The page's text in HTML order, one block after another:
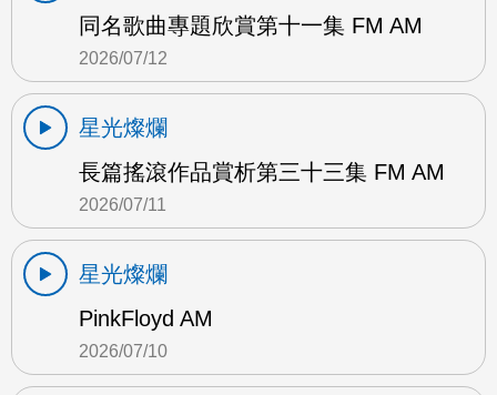
同名歌曲專題欣賞第十一集 FM AM
2026/07/12
星光燦爛
長篇搖滾作品賞析第三十三集 FM AM
2026/07/11
星光燦爛
PinkFloyd AM
2026/07/10